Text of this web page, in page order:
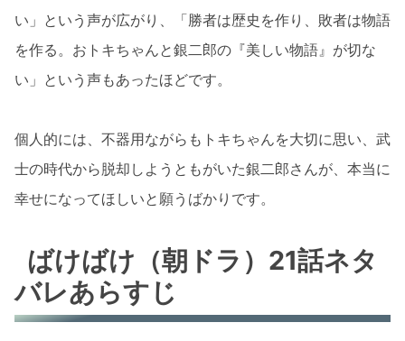
い」という声が広がり、「勝者は歴史を作り、敗者は物語
を作る。おトキちゃんと銀二郎の『美しい物語』が切な
い」という声もあったほどです。
個人的には、不器用ながらもトキちゃんを大切に思い、武
士の時代から脱却しようともがいた銀二郎さんが、本当に
幸せになってほしいと願うばかりです。
ばけばけ（朝ドラ）21話ネタ
バレあらすじ